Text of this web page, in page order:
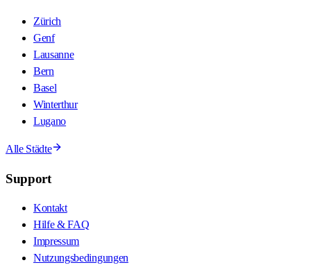
Zürich
Genf
Lausanne
Bern
Basel
Winterthur
Lugano
Alle Städte
Support
Kontakt
Hilfe & FAQ
Impressum
Nutzungsbedingungen